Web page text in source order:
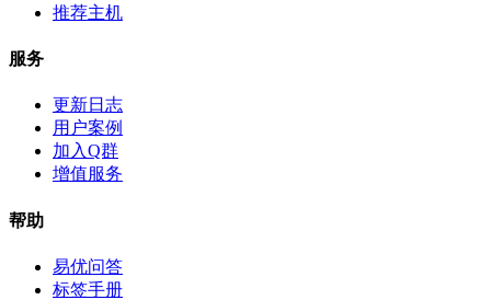
推荐主机
服务
更新日志
用户案例
加入Q群
增值服务
帮助
易优问答
标签手册